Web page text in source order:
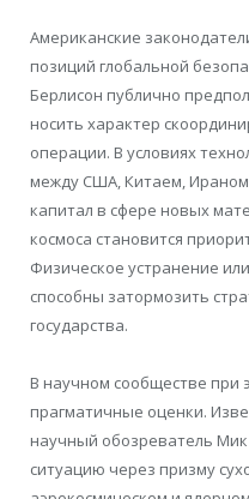
Американские
позиций глобальной
Берлисон публично
носить характер
операции. В условиях
между США, Китаем, Ираном
капитал в сфере новых
космоса становится
Физическое устранение
способны затормозить
государства.
В научном сообществе при
прагматичные оценки.
научный обозреватель
ситуацию через призму